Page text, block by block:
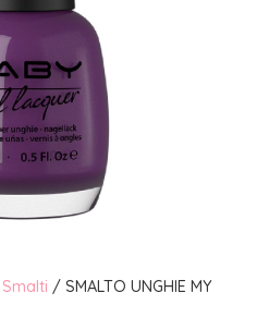
Smalti / SMALTO UNGHIE MY